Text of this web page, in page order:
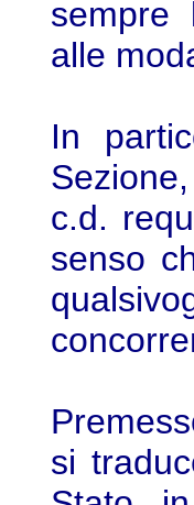
sempre
alle
In
c.d.
senso
si